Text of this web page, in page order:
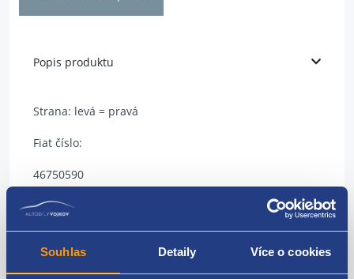
Souhlas Detaily Více o cookies
Popis produktu
Strana: levá = pravá
Fiat číslo:
46750590
Kódy produktu